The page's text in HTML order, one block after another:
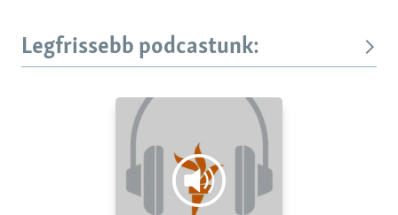
Legfrissebb podcastunk: